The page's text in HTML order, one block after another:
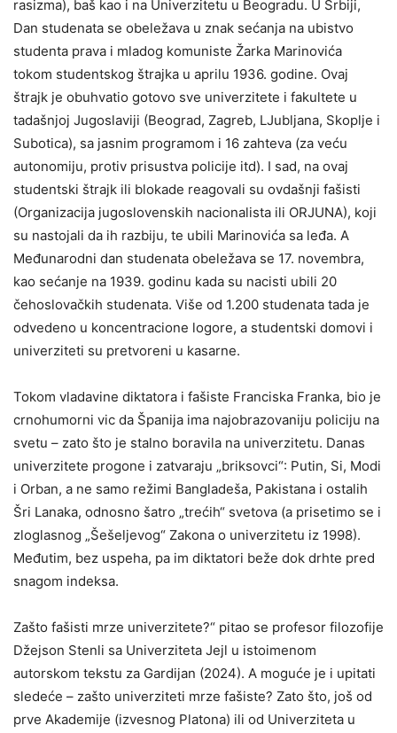
rasizma), baš kao i na Univerzitetu u Beogradu. U Srbiji,
Dan studenata se obeležava u znak sećanja na ubistvo
studenta prava i mladog komuniste Žarka Marinovića
tokom studentskog štrajka u aprilu 1936. godine. Ovaj
štrajk je obuhvatio gotovo sve univerzitete i fakultete u
tadašnjoj Jugoslaviji (Beograd, Zagreb, LJubljana, Skoplje i
Subotica), sa jasnim programom i 16 zahteva (za veću
autonomiju, protiv prisustva policije itd). I sad, na ovaj
studentski štrajk ili blokade reagovali su ovdašnji fašisti
(Organizacija jugoslovenskih nacionalista ili ORJUNA), koji
su nastojali da ih razbiju, te ubili Marinovića sa leđa. A
Međunarodni dan studenata obeležava se 17. novembra,
kao sećanje na 1939. godinu kada su nacisti ubili 20
čehoslovačkih studenata. Više od 1.200 studenata tada je
odvedeno u koncentracione logore, a studentski domovi i
univerziteti su pretvoreni u kasarne.
Tokom vladavine diktatora i fašiste Franciska Franka, bio je
crnohumorni vic da Španija ima najobrazovaniju policiju na
svetu – zato što je stalno boravila na univerzitetu. Danas
univerzitete progone i zatvaraju „briksovci“: Putin, Si, Modi
i Orban, a ne samo režimi Bangladeša, Pakistana i ostalih
Šri Lanaka, odnosno šatro „trećih“ svetova (a prisetimo se i
zloglasnog „Šešeljevog“ Zakona o univerzitetu iz 1998).
Međutim, bez uspeha, pa im diktatori beže dok drhte pred
snagom indeksa.
Zašto fašisti mrze univerzitete?“ pitao se profesor filozofije
Džejson Stenli sa Univerziteta Jejl u istoimenom
autorskom tekstu za Gardijan (2024). A moguće je i upitati
sledeće – zašto univerziteti mrze fašiste? Zato što, još od
prve Akademije (izvesnog Platona) ili od Univerziteta u